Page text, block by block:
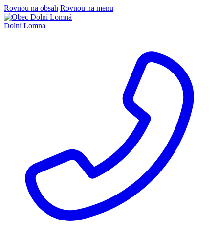
Rovnou na obsah Rovnou na menu
Dolní Lomná